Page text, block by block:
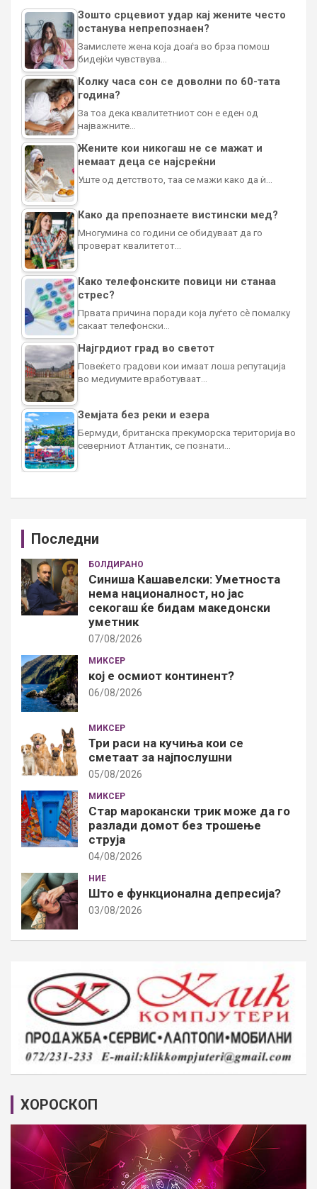
Зошто срцевиот удар кај жените често
останува непрепознаен?
Замислете жена која доаѓа во брза помош
бидејќи чувствува…
Колку часа сон се доволни по 60-тата
година?
За тоа дека квалитетниот сон е еден од
најважните…
Жените кои никогаш не се мажат и
немаат деца се најсреќни
Уште од детството, таа се мажи како да ѝ…
Како да препознаете вистински мед?
Многумина со години се обидуваат да го
проверат квалитетот…
Како телефонските повици ни станаа
стрес?
Првата причина поради која луѓето сè помалку
сакаат телефонски…
Најгрдиот град во светот
Повеќето градови кои имаат лоша репутација
во медиумите вработуваат…
Земјата без реки и езера
Бермуди, британска прекуморска територија во
северниот Атлантик, се познати…
Последни
БОЛДИРАНО
Синиша Кашавелски: Уметноста
нема националност, но јас
секогаш ќе бидам македонски
уметник
07/08/2026
МИКСЕР
кој е осмиот континент?
06/08/2026
МИКСЕР
Три раси на кучиња кои се
сметаат за најпослушни
05/08/2026
МИКСЕР
Стар марокански трик може да го
разлади домот без трошење
струја
04/08/2026
НИЕ
Што е функционална депресија?
03/08/2026
ХОРОСКОП